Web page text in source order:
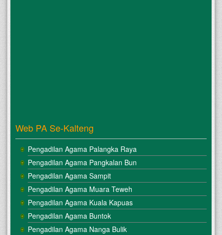
Web PA Se-Kalteng
Pengadilan Agama Palangka Raya
Pengadilan Agama Pangkalan Bun
Pengadilan Agama Sampit
Pengadilan Agama Muara Teweh
Pengadilan Agama Kuala Kapuas
Pengadilan Agama Buntok
Pengadilan Agama Nanga Bulik